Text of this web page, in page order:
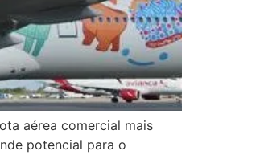
aérea comercial mais
potencial para o